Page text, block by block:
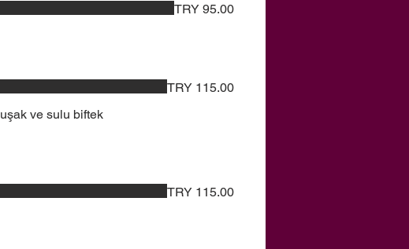
TRY 95.00
ve sulu biftek
TRY 115.00
TRY 115.00